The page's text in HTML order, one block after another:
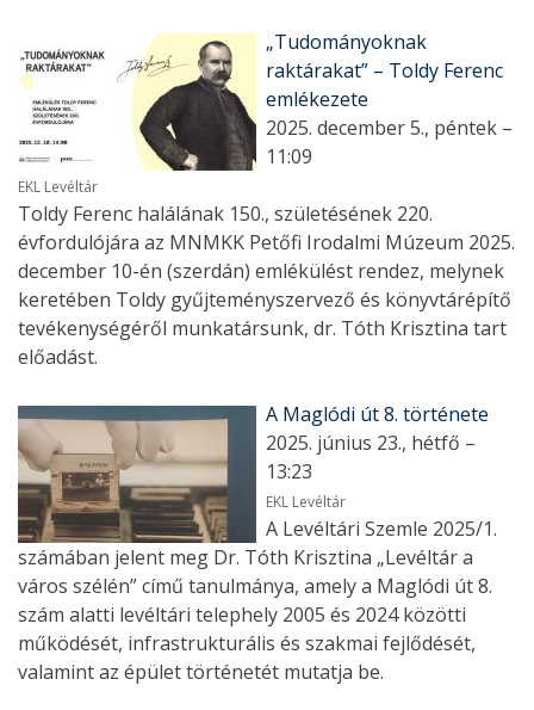
„Tudományoknak
raktárakat” – Toldy Ferenc
emlékezete
2025. december 5., péntek –
11:09
EKL Levéltár
Toldy Ferenc halálának 150., születésének 220.
évfordulójára az MNMKK Petőfi Irodalmi Múzeum 2025.
december 10-én (szerdán) emlékülést rendez, melynek
keretében Toldy gyűjteményszervező és könyvtárépítő
tevékenységéről munkatársunk, dr. Tóth Krisztina tart
előadást.
A Maglódi út 8. története
2025. június 23., hétfő –
13:23
EKL Levéltár
A Levéltári Szemle 2025/1.
számában jelent meg Dr. Tóth Krisztina „Levéltár a
város szélén” című tanulmánya, amely a Maglódi út 8.
szám alatti levéltári telephely 2005 és 2024 közötti
működését, infrastrukturális és szakmai fejlődését,
valamint az épület történetét mutatja be.